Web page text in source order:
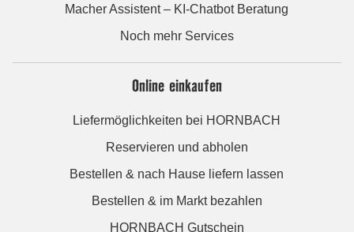
Macher Assistent – KI-Chatbot Beratung
Noch mehr Services
Online einkaufen
Liefermöglichkeiten bei HORNBACH
Reservieren und abholen
Bestellen & nach Hause liefern lassen
Bestellen & im Markt bezahlen
HORNBACH Gutschein